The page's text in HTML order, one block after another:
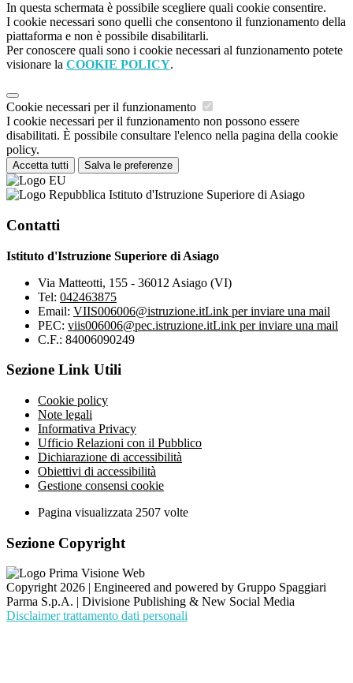
In questa schermata è possibile scegliere quali cookie consentire.
I cookie necessari sono quelli che consentono il funzionamento della
piattaforma e non è possibile disabilitarli.
Per conoscere quali sono i cookie necessari al funzionamento potete
visionare la COOKIE POLICY.
Cookie necessari per il funzionamento
I cookie necessari per il funzionamento non possono essere
disabilitati. È possibile consultare l'elenco nella pagina della cookie
policy.
Accetta tutti Salva le preferenze
Istituto d'Istruzione Superiore di Asiago
Contatti
Istituto d'Istruzione Superiore di Asiago
Via Matteotti, 155 - 36012 Asiago (VI)
Tel: 042463875
Email: VIIS006006@istruzione.itLink per inviare una mail
PEC: viis006006@pec.istruzione.itLink per inviare una mail
C.F.: 84006090249
Sezione Link Utili
Cookie policy
Note legali
Informativa Privacy
Ufficio Relazioni con il Pubblico
Dichiarazione di accessibilità
Obiettivi di accessibilità
Gestione consensi cookie
Pagina visualizzata 2507 volte
Sezione Copyright
Copyright 2026 | Engineered and powered by Gruppo Spaggiari
Parma S.p.A. | Divisione Publishing & New Social Media
Disclaimer trattamento dati personali